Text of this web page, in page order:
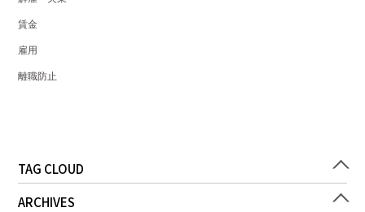
賃金
雇用
離職防止
TAG CLOUD
ARCHIVES